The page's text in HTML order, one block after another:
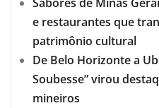
e restaurantes que
patrimônio cultural
De Belo Horizonte a
Soubesse” virou
mineiros